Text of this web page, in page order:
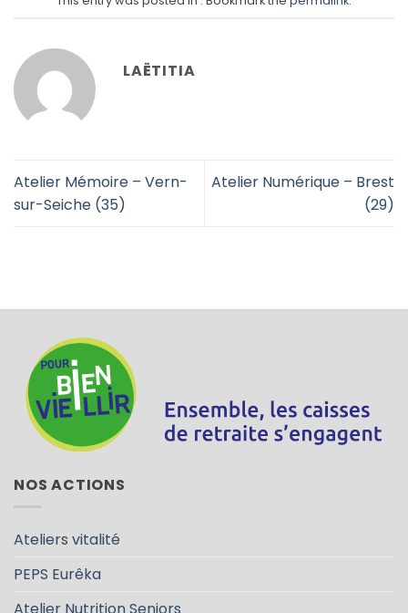
LAËTITIA
Atelier Mémoire – Vern-
sur-Seiche (35)
Atelier Numérique – Brest
(29)
NOS ACTIONS
Ateliers vitalité
PEPS Eurêka